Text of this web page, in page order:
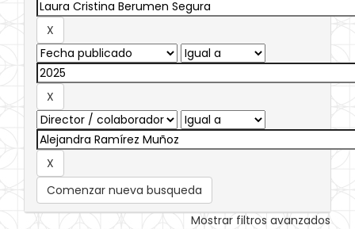
Comenzar nueva busqueda
Mostrar filtros avanzados